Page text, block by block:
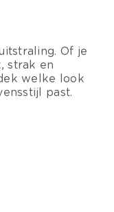
Of je
strak en
welke look
past.